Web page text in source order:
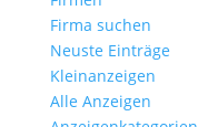
Firma suchen
Neuste Einträge
Kleinanzeigen
Alle Anzeigen